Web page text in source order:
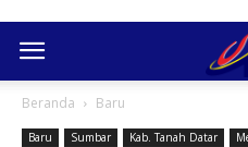
Beranda Baru
Baru Sumbar Kab. Tanah Datar